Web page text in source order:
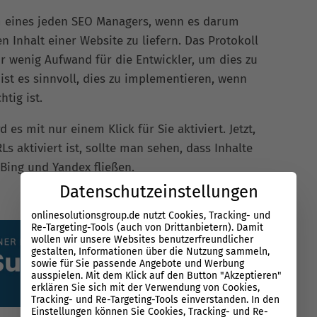
jeden SEO Managers, wenn es darum
Inhalt einer Website zu liefern. Das Protokoll
Aufwand für die Entwickler, um dies zu
es sinnvoll, dies zu implementieren, wenn
ist.
es mit nur einem Klick für Sie aktiviert. Jetzt,
aktiviert ist, sollte man sehen, dass Inhalte
und Yandex fließen.
Datenschutzeinstellungen
onlinesolutionsgroup.de nutzt Cookies, Tracking- und
Re-Targeting-Tools (auch von Drittanbietern). Damit
wollen wir unsere Websites benutzerfreundlicher
gestalten, Informationen über die Nutzung sammeln,
sowie für Sie passende Angebote und Werbung
ausspielen. Mit dem Klick auf den Button "Akzeptieren"
erklären Sie sich mit der Verwendung von Cookies,
Tracking- und Re-Targeting-Tools einverstanden. In den
Einstellungen können Sie Cookies, Tracking- und Re-